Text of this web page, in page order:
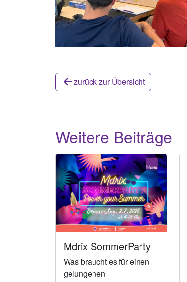
zurück zur Übersicht
Weitere Beiträge
Mdrix SommerParty
Was braucht es für einen
gelungenen